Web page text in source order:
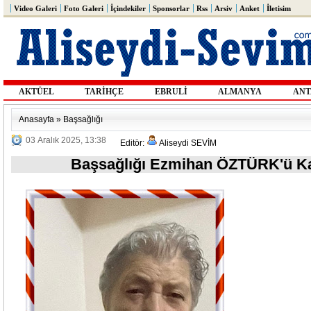
Video Galeri Foto Galeri İçindekiler Sponsorlar Rss Arsiv Anket İletisim
AKTÜEL TARİHÇE EBRULİ ALMANYA
Anasayfa » Başsağlığı
03 Aralık 2025, 13:38 Editör: Aliseydi SEVİM
Başsağlığı Ezmihan ÖZTÜRK'ü